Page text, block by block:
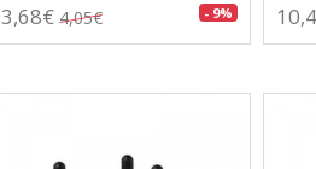
3,68€ 4,05€ - 9%